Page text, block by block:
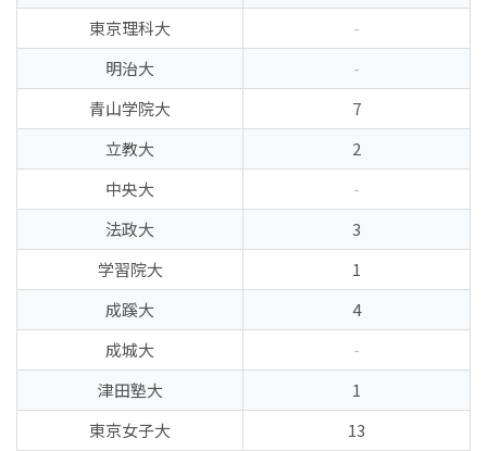
東京理科大
-
明治大
-
青山学院大
7
立教大
2
中央大
-
法政大
3
学習院大
1
成蹊大
4
成城大
-
津田塾大
1
東京女子大
13